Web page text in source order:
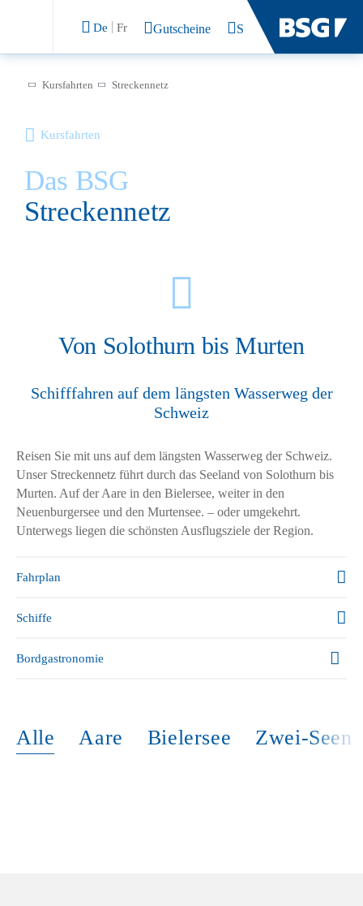
De Fr Gutscheine Suchen
Kursfahrten Streckennetz
Kursfahrten
Das BSG
Streckennetz
Von Solothurn bis Murten
Schifffahren auf dem längsten Wasserweg der
Schweiz
Reisen Sie mit uns auf dem längsten Wasserweg der Schweiz.
Unser Streckennetz führt durch das Seeland von Solothurn bis
Murten. Auf der Aare in den Bielersee, weiter in den
Neuenburgersee und den Murtensee. – oder umgekehrt.
Unterwegs liegen die schönsten Ausflugsziele der Region.
Fahrplan
Schiffe
Bordgastronomie
Alle Aare Bielersee Zwei-Seen